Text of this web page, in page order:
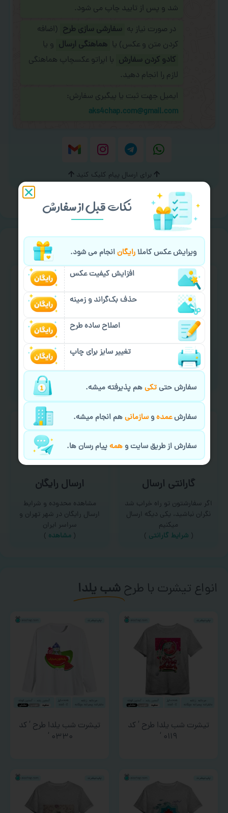
شد و پس از تایید چاپ می شود.
در صورت نیاز به سفارشی سازی طرح (اضافه
کردن متن و عکس) یا هماهنگی ارسال و یا
کادو کردن سفارش با اپراتو عکسچاپ هماهنگی
لازم را انجام دهید.
ایمیل جهت ثبت یا پیگیری سفارش:
aks4chap.com@gmail.com
برای ارسال پیام کلیک کنید
خیالت راحت از سفارش گیری
سفارش گیری آنلاین
امکان سفارش از طریق چت و
سایت با پشتیبانی آنلاین
چاپ عمده و فوری
برای درخواست خدمات چاپ
عمده و فوری با ما تماس
تماس با ما)
گارانتی ارسال
اگر سفارشتون تو راه خراب شد
نگران نباشید، یکی دیگه ارسال
میکنیم
( شرایط گارانتی )
ارسال رایگان
مشاهده محدوده و شرایط
ارسال رایگان در شهر تهران و
سراسر ایران
(مشاهده )
انواع تیشرت با طرحشب یلدا
تیشرت شب یلدا طرح ‘ کد
۰۱۱۹ ‘
تیشرت شب یلدا طرح ‘ کد
۰۳۳۰ ‘
نکات قبل از سفارش
ویرایش عکس کاملارایگانانجام می شود.
افزایش کیفیت عکس
حذف بک‌گراند و زمینه
اصلاح ساده طرح
تغییر سایز برای چاپ
سفارش حتیتکیهم پذیرفته میشه.
سفارشعمدهوسازمانیهم انجام میشه.
سفارش از طریق سایت وهمهپیام رسان ها.